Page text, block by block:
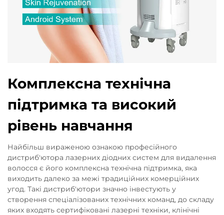
Комплексна технічна
підтримка та високий
рівень навчання
Найбільш вираженою ознакою професійного
дистриб'ютора лазерних діодних систем для видалення
волосся є його комплексна технічна підтримка, яка
виходить далеко за межі традиційних комерційних
угод. Такі дистриб'ютори значно інвестують у
створення спеціалізованих технічних команд, до складу
яких входять сертифіковані лазерні техніки, клінічні